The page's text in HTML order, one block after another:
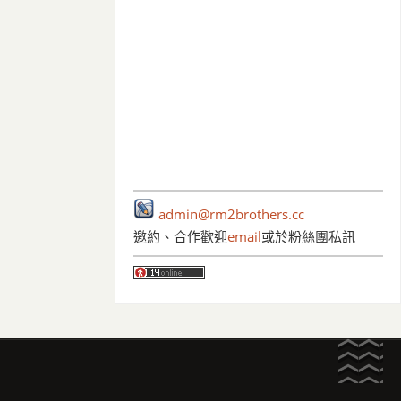
admin@rm2brothers.cc
邀約、合作歡迎email或於粉絲團私訊